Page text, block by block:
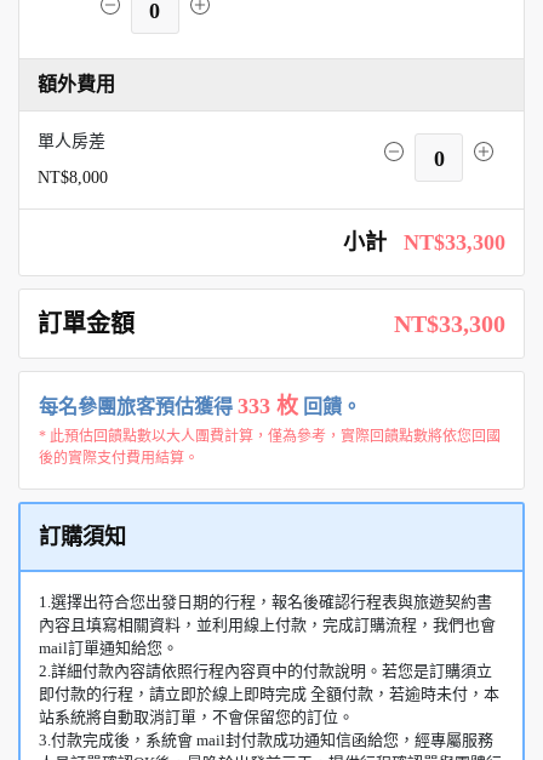
0
額外費用
單人房差
NT$8,000
0
小計 NT$33,300
訂單金額 NT$33,300
每名參團旅客預估獲得 333 枚 回饋。
* 此預估回饋點數以大人團費計算，僅為參考，實際回饋點數將依您回國
後的實際支付費用結算。
訂購須知
1.選擇出符合您出發日期的行程，報名後確認行程表與旅遊契約書
內容且填寫相關資料，並利用線上付款，完成訂購流程，我們也會
mail訂單通知給您。
2.詳細付款內容請依照行程內容頁中的付款說明。若您是訂購須立
即付款的行程，請立即於線上即時完成 全額付款，若逾時未付，本
站系統將自動取消訂單，不會保留您的訂位。
3.付款完成後，系統會 mail封付款成功通知信函給您，經專屬服務